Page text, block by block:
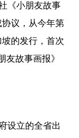
《小朋友故事
议，从今年第
的发行，首次
友故事画报》
设立的全省出